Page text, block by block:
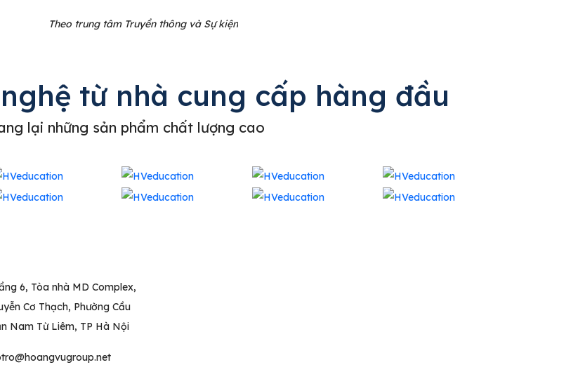
Theo trung tâm Truyền thông và Sự kiện
từ nhà cung cấp hàng đầu
lại những sản phẩm chất lượng cao
6, Tòa nhà MD Complex,
Cơ Thạch, Phường Cầu
Nam Từ Liêm, TP Hà Nội